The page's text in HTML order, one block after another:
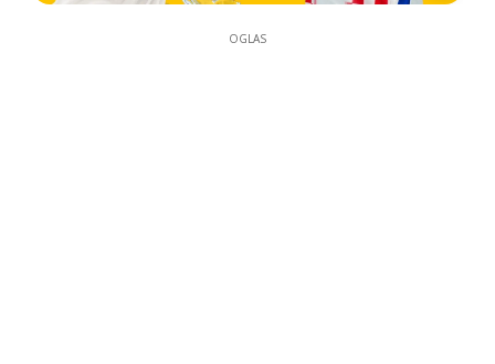
OGLAS